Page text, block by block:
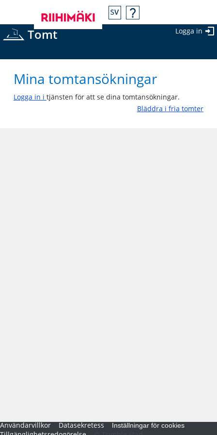
Tomt Logga in
Mina tomtansökningar
Logga in i tjänsten för att se dina tomtansökningar.
Bläddra i fria tomter
Användarvillkor Datasekretess Inställningar för cookies